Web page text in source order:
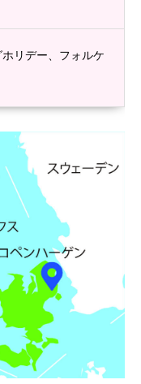
リデー、フォルケ